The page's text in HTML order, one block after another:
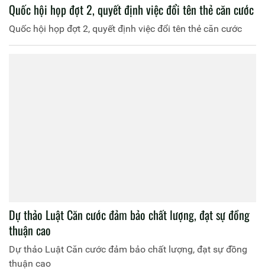
Quốc hội họp đợt 2, quyết định việc đổi tên thẻ căn cước
Quốc hội họp đợt 2, quyết định việc đổi tên thẻ căn cước
Dự thảo Luật Căn cước đảm bảo chất lượng, đạt sự đồng
thuận cao
Dự thảo Luật Căn cước đảm bảo chất lượng, đạt sự đồng
thuận cao